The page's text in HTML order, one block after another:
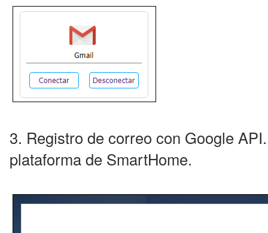
3. Registro de correo con Google
plataforma de SmartHome.